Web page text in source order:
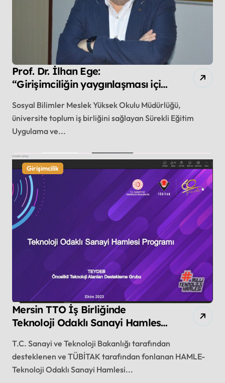
Prof. Dr. İlhan Ege:
“Girişimciliğin yaygınlaşması için
Sosyal Bilimler Meslek Yüksek Okulu Müdürlüğü,
üniversite toplum iş birliğini sağlayan Sürekli Eğitim
Uygulama ve...
Girişimcilik
Mersin TTO İş Birliğinde
Teknoloji Odaklı Sanayi Hamlesi
T.C. Sanayi ve Teknoloji Bakanlığı tarafından
desteklenen ve TÜBİTAK tarafından fonlanan HAMLE-
Teknoloji Odaklı Sanayi Hamlesi...